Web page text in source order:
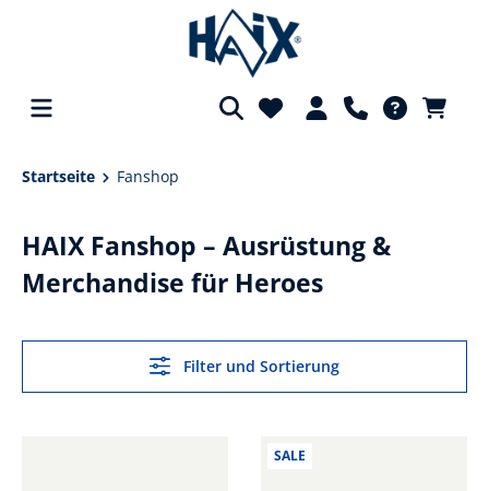
springen
Startseite Fanshop
HAIX Fanshop – Ausrüstung &
Merchandise für Heroes
Filter und Sortierung
SALE